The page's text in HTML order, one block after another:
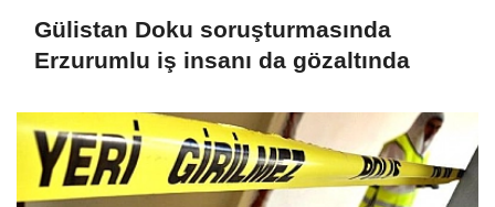
Gülistan Doku soruşturmasında
Erzurumlu iş insanı da gözaltında